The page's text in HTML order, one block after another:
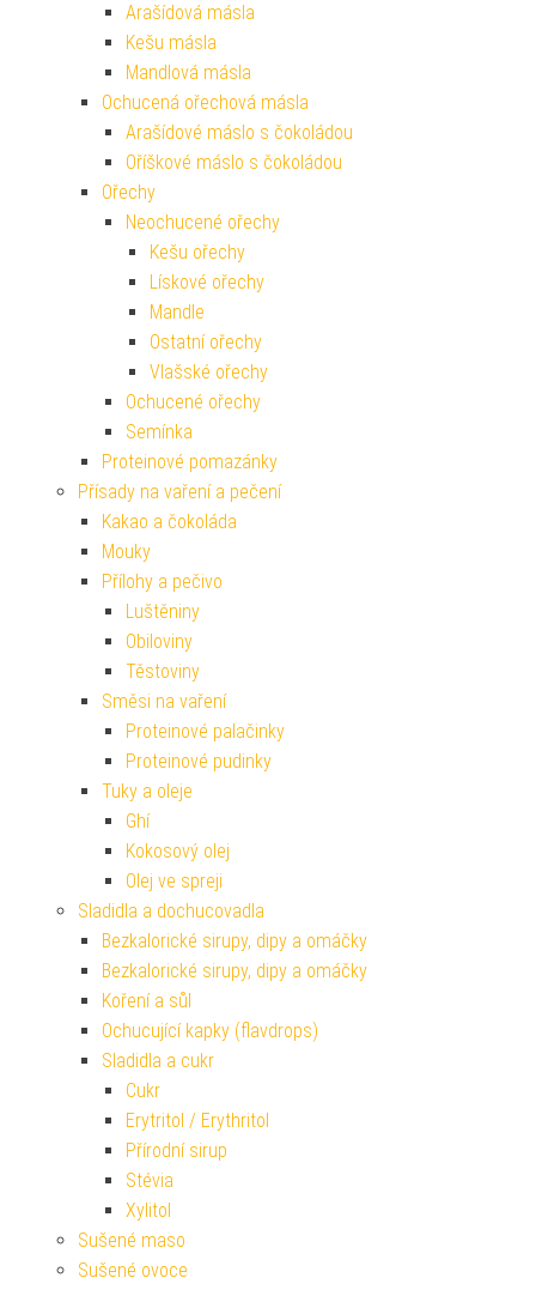
Arašídová másla
Kešu másla
Mandlová másla
Ochucená ořechová másla
Arašídové máslo s čokoládou
Oříškové máslo s čokoládou
Ořechy
Neochucené ořechy
Kešu ořechy
Lískové ořechy
Mandle
Ostatní ořechy
Vlašské ořechy
Ochucené ořechy
Semínka
Proteinové pomazánky
Přísady na vaření a pečení
Kakao a čokoláda
Mouky
Přílohy a pečivo
Luštěniny
Obiloviny
Těstoviny
Směsi na vaření
Proteinové palačinky
Proteinové pudinky
Tuky a oleje
Ghí
Kokosový olej
Olej ve spreji
Sladidla a dochucovadla
Bezkalorické sirupy, dipy a omáčky
Bezkalorické sirupy, dipy a omáčky
Koření a sůl
Ochucující kapky (flavdrops)
Sladidla a cukr
Cukr
Erytritol / Erythritol
Přírodní sirup
Stévia
Xylitol
Sušené maso
Sušené ovoce